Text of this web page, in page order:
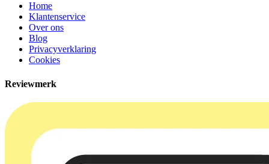
Home
Klantenservice
Over ons
Blog
Privacyverklaring
Cookies
Reviewmerk